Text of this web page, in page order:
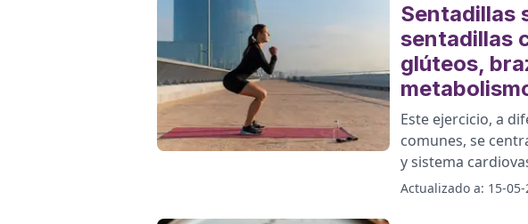
Sentadillas
sentadillas
glúteos,
Este ejercicio, a
comunes, se
y sistema
Actualizado a: 15-